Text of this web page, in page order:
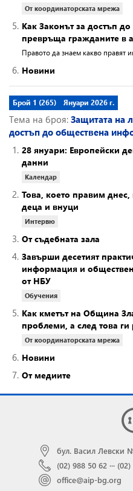
От координаторската мрежа
5. Как Законът за достъп
превръща гражданите в
Правото да знаем какво правят
6. Новини
Брой 1 (265) Януари 2026 г.
Тема на броя: Защитата на
достъп до обществена
1. 28 януари: Европейски
данни
Календар
2. Това, което правим
деца и внуци
Интервю
3. От съдебната зала
4. Завърши десетият
информация и
от НБУ
Обучения
5. Как кметът на Община
проблеми, а след това
От координаторската мрежа
6. Новини
7. От медиите
бул. Васил Левски
(02) 988 50 62 ··· (02)
office@aip-bg.org